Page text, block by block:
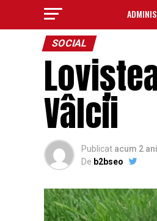
SOCIAL
Vâlcii
Publicat acum 2 ani
De b2bseo